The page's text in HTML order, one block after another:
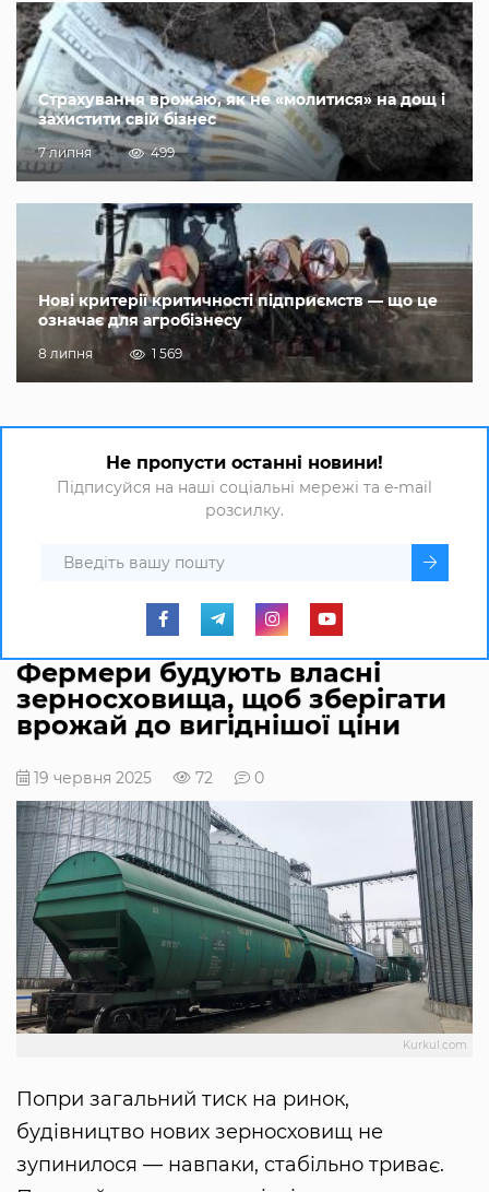
Страхування врожаю, як не «молитися» на дощ і
захистити свій бізнес
7 липня 499
Нові критерії критичності підприємств — що це
означає для агробізнесу
8 липня 1 569
Не пропусти останні новини!
Підписуйся на наші соціальні мережі та e-mail
розсилку.
Фермери будують власні
зерносховища, щоб зберігати
врожай до вигіднішої ціни
19 червня 2025 72 0
Kurkul.com
Попри загальний тиск на ринок,
будівництво нових зерносховищ не
зупинилося — навпаки, стабільно триває.